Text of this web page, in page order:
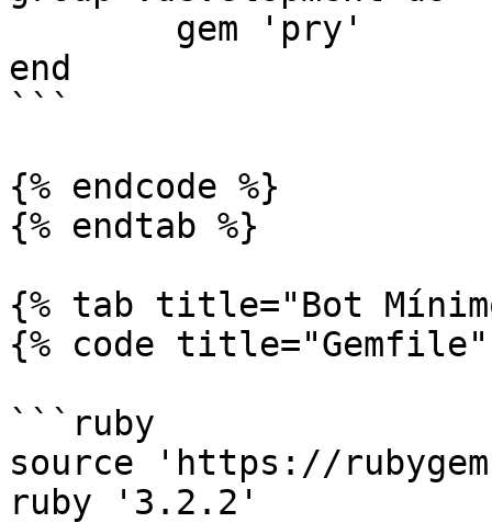
end
```
{% endcode %}
{% endtab %}
{% tab title="Bot
{% code title="Gemfile"
```ruby
source 'https://
ruby '3.2.2'